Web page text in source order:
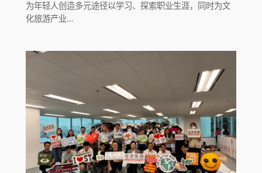
为年轻人创造多元途径以学习、探索职业生涯，同时为文
化旅游产业…